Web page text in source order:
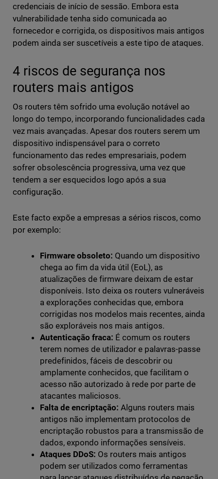
credenciais de início de sessão. Embora esta
vulnerabilidade tenha sido comunicada ao
fornecedor e corrigida, os dispositivos mais antigos
podem ainda ser suscetíveis a este tipo de ataques.
4 riscos de segurança nos
routers mais antigos
Os routers têm sofrido uma evolução notável ao
longo do tempo, incorporando funcionalidades cada
vez mais avançadas. Apesar dos routers serem um
dispositivo indispensável para o correto
funcionamento das redes empresariais, podem
sofrer obsolescência progressiva, uma vez que
tendem a ser esquecidos logo após a sua
configuração.
Este facto expõe a empresas a sérios riscos, como
por exemplo:
Firmware obsoleto: Quando um dispositivo
chega ao fim da vida útil (EoL), as
atualizações de firmware deixam de estar
disponíveis. Isto deixa os routers vulneráveis
a explorações conhecidas que, embora
corrigidas nos modelos mais recentes, ainda
são exploráveis nos mais antigos.
Autenticação fraca: É comum os routers
terem nomes de utilizador e palavras-passe
predefinidos, fáceis de descobrir ou
amplamente conhecidos, que facilitam o
acesso não autorizado à rede por parte de
atacantes maliciosos.
Falta de encriptação: Alguns routers mais
antigos não implementam protocolos de
encriptação robustos para a transmissão de
dados, expondo informações sensíveis.
Ataques DDoS: Os routers mais antigos
podem ser utilizados como ferramentas